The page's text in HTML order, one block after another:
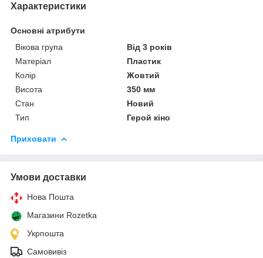
Характеристики
Основні атрибути
Вікова група
Від 3 років
Матеріал
Пластик
Колір
Жовтий
Висота
350 мм
Стан
Новий
Тип
Герой кіно
Приховати
Умови доставки
Нова Пошта
Магазини Rozetka
Укрпошта
Самовивіз